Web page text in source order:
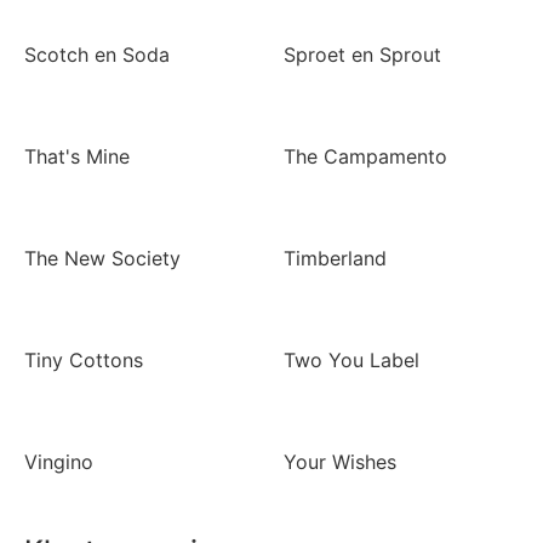
Scotch en Soda Sproet en Sprout
That's Mine The Campamento
The New Society Timberland
Tiny Cottons Two You Label
Vingino Your Wishes